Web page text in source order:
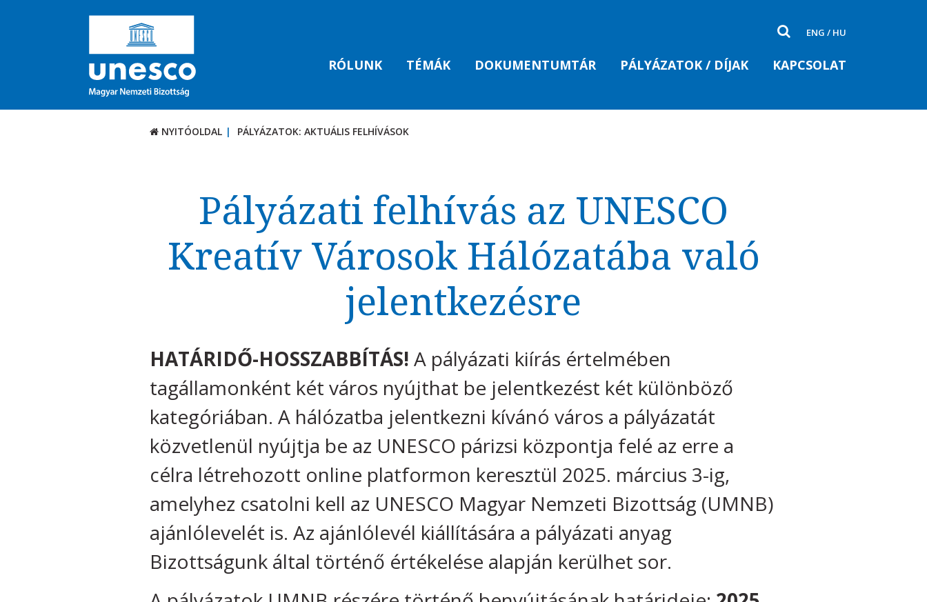
ENG / HU
RÓLUNK TÉMÁK DOKUMENTUMTÁR PÁLYÁZATOK / DÍJAK KAPCSOLAT
PÁLYÁZATOK / DÍJAK
NYITÓOLDAL PÁLYÁZATOK: AKTUÁLIS FELHÍVÁSOK
Pályázati felhívás az UNESCO
Kreatív Városok Hálózatába való
jelentkezésre
HATÁRIDŐ-HOSSZABBÍTÁS! A pályázati kiírás értelmében
tagállamonként két város nyújthat be jelentkezést két különböző
kategóriában. A hálózatba jelentkezni kívánó város a pályázatát
közvetlenül nyújtja be az UNESCO párizsi központja felé az erre a
célra létrehozott online platformon keresztül 2025. március 3-ig,
amelyhez csatolni kell az UNESCO Magyar Nemzeti Bizottság (UMNB)
ajánlólevelét is. Az ajánlólevél kiállítására a pályázati anyag
Bizottságunk által történő értékelése alapján kerülhet sor.